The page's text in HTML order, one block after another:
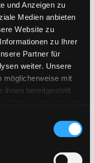
und Anzeigen zu
Medien anbieten
Website zu
zu Ihrer
Partner für
weiter. Unsere
möglicherweise mit
ihnen bereitgestellt
weiterhin nutzen.
Key